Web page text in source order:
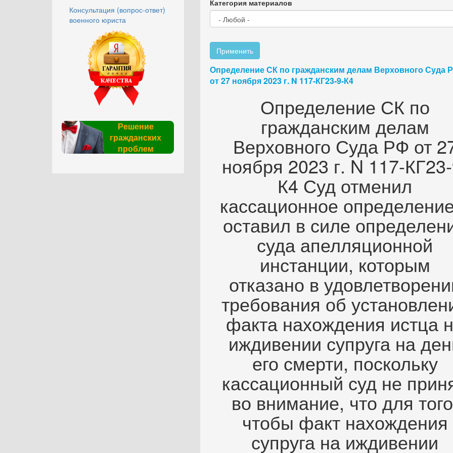
Консультация (вопрос-ответ)
военного юриста
Решение
гражданских
проблем
Категория материалов
Применить
Определение СК по гражданским делам Верховного Суда
от 27 ноября 2023 г. N 117-КГ23-9-К4
Определение СК по
гражданским делам
Верховного Суда РФ от
ноября 2023 г. N 117-
К4 Суд отменил
кассационное
оставил в силе
суда апелляционной
инстанции, которым
отказано в
требования об
факта нахождения истца
иждивении супруга на
его смерти, поскольку
кассационный суд не
во внимание, что для
чтобы факт нахождения
супруга на иждивении